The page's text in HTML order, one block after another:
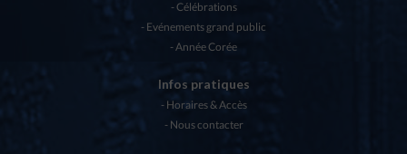
Célébrations
Evénements grand public
Année Corée
Infos pratiques
Horaires & Accès
Nous contacter